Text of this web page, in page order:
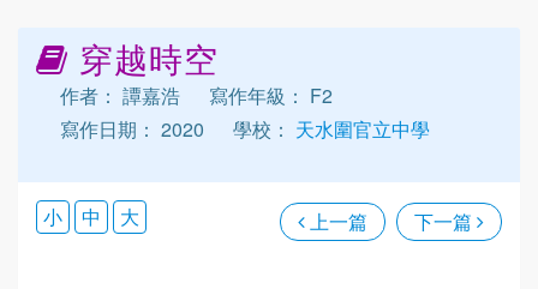
穿越時空
作者： 譚嘉浩
寫作年級： F2
寫作日期： 2020
學校： 天水圍官立中學
上一篇 下一篇
小 中 大